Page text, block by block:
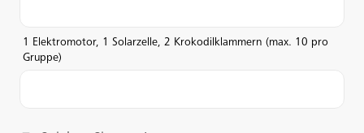
1 Elektromotor, 1 Solarzelle, 2 Krokodilklammern (max. 10 pro
Gruppe)